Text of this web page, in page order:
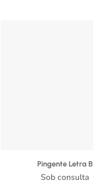
Pingente Letra B
Sob consulta